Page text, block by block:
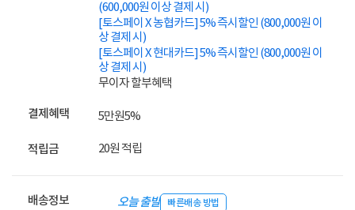
(600,000원 이상 결제 시)
[토스페이 X 농협카드] 5% 즉시할인 (800,000원 이
상 결제 시)
[토스페이 X 현대카드] 5% 즉시할인 (800,000원 이
상 결제 시)
무이자 할부혜택
결제혜택 5만원5%
적립금 20원 적립
배송정보 오늘 출발 빠른배송 방법